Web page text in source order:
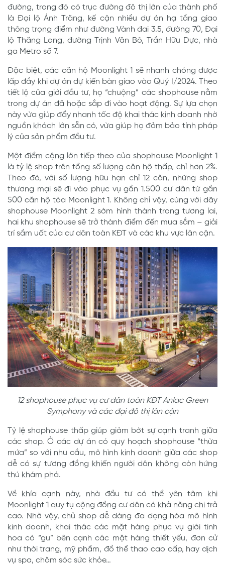
đường, trong đó có trục đường đô thị lớn của thành phố
là Đại lộ Ánh Trăng, kế cận nhiều dự án hạ tầng giao
thông trọng điểm như đường Vành đai 3.5, đường 70, Đại
lộ Thăng Long, đường Trịnh Văn Bô, Trần Hữu Dực, nhà
ga Metro số 7.
Đặc biệt, các căn hộ Moonlight 1 sẽ nhanh chóng được
lấp đầy khi dự án dự kiến bàn giao vào Quý I/2024. Theo
tiết lộ của giới đầu tư, họ “chuộng” các shophouse nằm
trong dự án đã hoặc sắp đi vào hoạt động. Sự lựa chọn
này vừa giúp đẩy nhanh tốc độ khai thác kinh doanh nhờ
nguồn khách lớn sẵn có, vừa giúp họ đảm bảo tính pháp
lý của sản phẩm đầu tư.
Một điểm cộng lớn tiếp theo của shophouse Moonlight 1
là tỷ lệ shop trên tổng số lượng căn hộ thấp, chỉ hơn 2%.
Theo đó, với số lượng hữu hạn chỉ 12 căn, những shop
thương mại sẽ đi vào phục vụ gần 1.500 cư dân từ gần
500 căn hộ tòa Moonlight 1. Không chỉ vậy, cùng với dãy
shophouse Moonlight 2 sớm hình thành trong tương lai,
hai khu shophouse sẽ trở thành điểm đến mua sắm – giải
trí sầm uất của cư dân toàn KĐT và các khu vực lân cận.
12 shophouse phục vụ cư dân toàn KĐT Anlac Green
Symphony và các đại đô thị lân cận
Tỷ lệ shophouse thấp giúp giảm bớt sự cạnh tranh giữa
các shop. Ở các dự án có quy hoạch shophouse “thừa
mứa” so với nhu cầu, mô hình kinh doanh giữa các shop
dễ có sự tương đồng khiến người dân không còn hứng
thú khám phá.
Về khía cạnh này, nhà đầu tư có thể yên tâm khi
Moonlight 1 quy tụ cộng đồng cư dân có khả năng chi trả
cao. Nhờ vậy, chủ shop dễ dàng đa dạng hóa mô hình
kinh doanh, khai thác các mặt hàng phục vụ giới tinh
hoa có “gu” bên cạnh các mặt hàng thiết yếu, đơn cử
như thời trang, mỹ phẩm, đồ thể thao cao cấp, hay dịch
vụ spa, chăm sóc sức khỏe…